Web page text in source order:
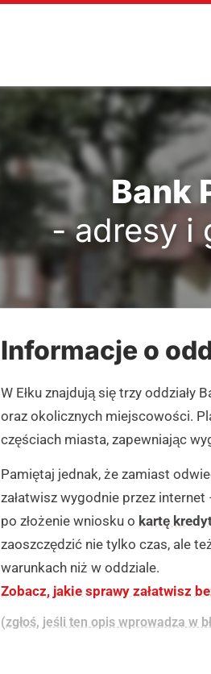
Bank
- adresy i
Informacje o
W Ełku znajdują się trzy oddziały
oraz okolicznych miejscowości.
częściach miasta, zapewniając
Pamiętaj jednak, że zamiast
załatwisz wygodnie przez internet
po złożenie wniosku o kartę
zaoszczędzić nie tylko czas, ale
warunkach niż w oddziale.
Zobacz, jakie sprawy załatwisz
(zgłoś, jeśli ten opis wprowadza w